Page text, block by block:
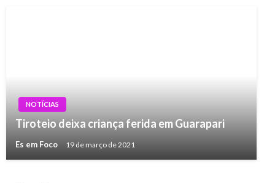
NOTÍCIAS
Tiroteio deixa criança ferida em Guarapari
Es em Foco 19 de março de 2021